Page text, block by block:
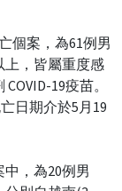
個案，為61例男
上，皆屬重度感
19疫苗。
日期介於5月19
，為20例男